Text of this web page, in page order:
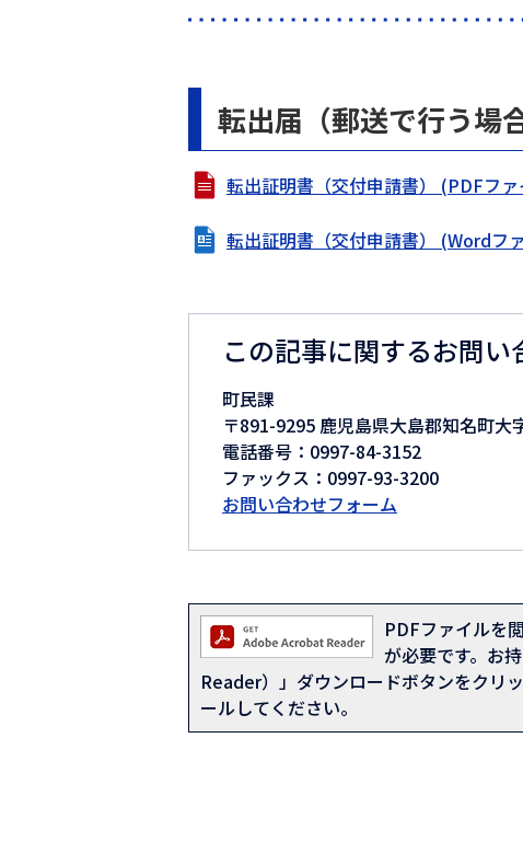
転出届（郵送で行う場合
転出証明書（交付申請書） (PDFフ
転出証明書（交付申請書） (Wordフ
この記事に関するお問い
町民課
〒891-9295 鹿児島県大島郡知名町大
電話番号：0997-84-3152
ファックス：0997-93-3200
お問い合わせフォーム
PDFファイルを
が必要です。お
Reader）」ダウンロードボタンをクリ
ールしてください。